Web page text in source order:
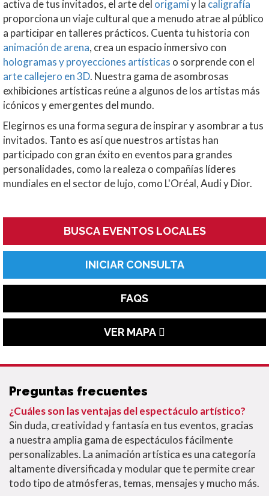
activa de tus invitados, el arte del origamiy la caligrafía
proporciona un viaje cultural que a menudo atrae al público
a participar en talleres prácticos. Cuenta tu historia con
animación de arena, crea un espacio inmersivo con
hologramas y proyecciones artísticas o sorprende con el
arte callejero en 3D. Nuestra gama de asombrosas
exhibiciones artísticas reúne a algunos de los artistas más
icónicos y emergentes del mundo.
Elegirnos es una forma segura de inspirar y asombrar a tus
invitados. Tanto es así que nuestros artistas han
participado con gran éxito en eventos para grandes
personalidades, como la realeza o compañías líderes
mundiales en el sector de lujo, como L'Oréal, Audi y Dior.
BUSCA EVENTOS LOCALES
INICIAR CONSULTA
FAQS
VER MAPA
Preguntas frecuentes
¿Cuáles son las ventajas del espectáculo artístico?
Sin duda, creatividad y fantasía en tus eventos, gracias
a nuestra amplia gama de espectáculos fácilmente
personalizables. La animación artística es una categoría
altamente diversificada y modular que te permite crear
todo tipo de atmósferas, temas, mensajes y mucho más.